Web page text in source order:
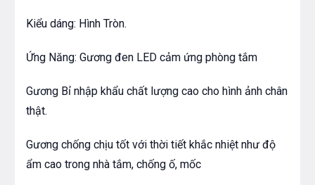
Kiểu dáng: Hình Tròn.
Ứng Năng: Gương đen LED cảm ứng phòng tắm
Gương Bỉ nhập khẩu chất lượng cao cho hình ảnh chân
thật.
Gương chống chịu tốt với thời tiết khắc nhiệt như độ
ẩm cao trong nhà tắm, chống ố, mốc